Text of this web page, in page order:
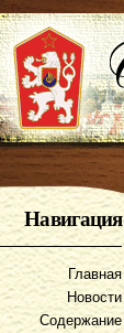
Навигация
Главная
Новости
Содержание